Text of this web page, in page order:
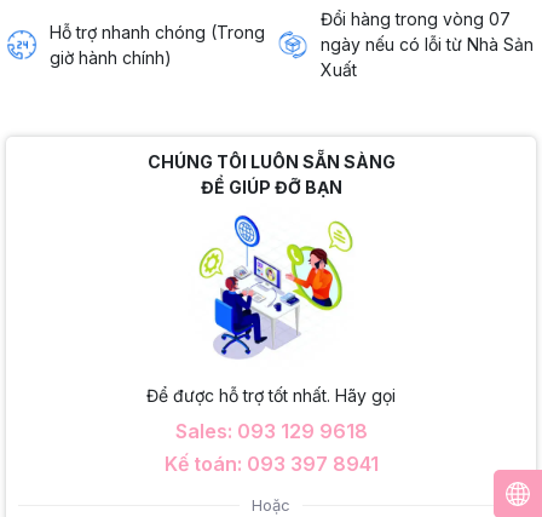
Hỗ trợ nhanh chóng (Trong
giờ hành chính)
Đổi hàng trong vòng 07
ngày nếu có lỗi từ Nhà Sản
Xuất
CHÚNG TÔI LUÔN SẴN SÀNG
ĐỂ GIÚP ĐỠ BẠN
Để được hỗ trợ tốt nhất. Hãy gọi
Sales: 093 129 9618
Kế toán: 093 397 8941
Hoặc